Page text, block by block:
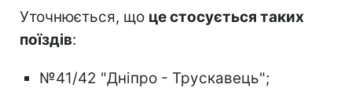
Уточнюється, що це стосується таких
поїздів:
№41/42 "Дніпро - Трускавець";